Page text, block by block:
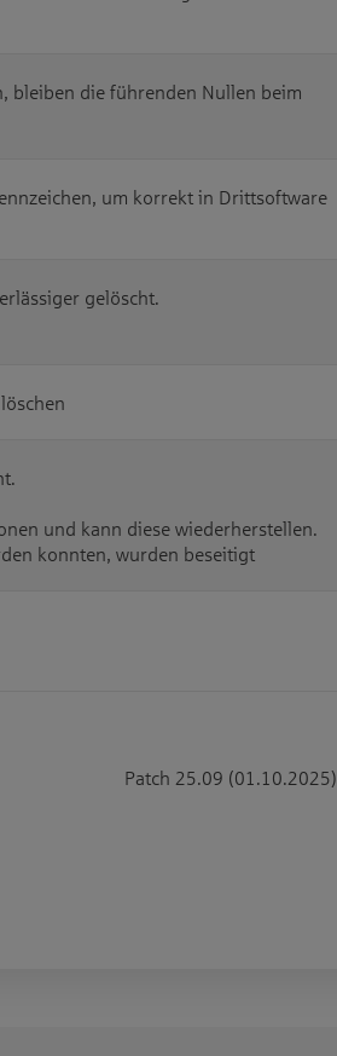
bleiben die führenden Nullen beim
um korrekt in Drittsoftware
gelöscht.
und kann diese wiederherstellen.
konnten, wurden beseitigt
Patch 25.09 (01.10.2025)